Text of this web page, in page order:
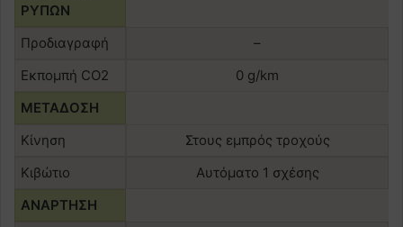
ΡΥΠΩΝ
Προδιαγραφή
–
Εκπομπή CO2
0 g/km
ΜΕΤΑΔΟΣΗ
Κίνηση
Στους εμπρός τροχούς
Κιβώτιο
Αυτόματο 1 σχέσης
ΑΝΑΡΤΗΣΗ